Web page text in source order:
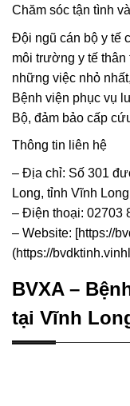
Chăm sóc tận tình
Đội ngũ cán bộ y tế
môi trường y tế
những việc nhỏ
Bệnh viện phục vụ
Bộ, đảm bảo cấp
Thông tin liên hệ
– Địa chỉ: Số 301
Long, tỉnh Vĩnh Long
– Điện thoại: 02703
– Website: [https://
(https://
BVXA –
tại Vĩnh